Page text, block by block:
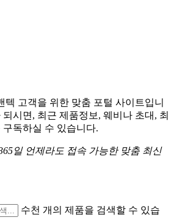
텍 고객을 위한 맞춤 포털 사이트입니
시면, 최근 제품정보, 웨비나 초대, 최
독하실 수 있습니다.
일 언제라도 접속 가능한 맞춤 최신
수천 개의 제품을 검색할 수 있습